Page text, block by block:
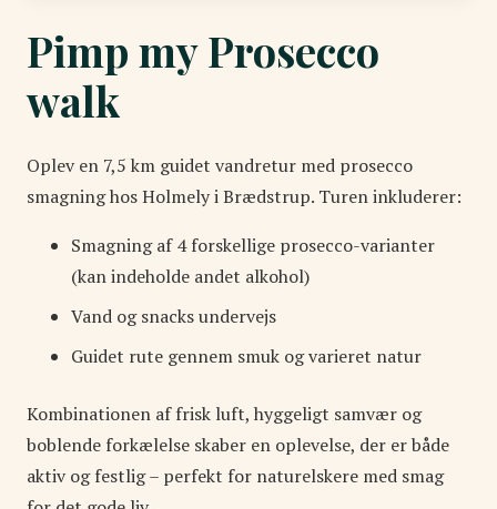
Pimp my Prosecco
walk
Oplev en 7,5 km guidet vandretur med prosecco
smagning hos Holmely i Brædstrup. Turen inkluderer:
Smagning af 4 forskellige prosecco-varianter
(kan indeholde andet alkohol)
Vand og snacks undervejs
Guidet rute gennem smuk og varieret natur
Kombinationen af frisk luft, hyggeligt samvær og
boblende forkælelse skaber en oplevelse, der er både
aktiv og festlig – perfekt for naturelskere med smag